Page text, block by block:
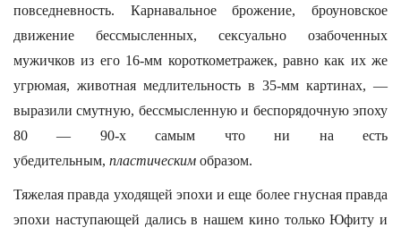
повседневность. Карнавальное брожение, броуновское
движение бессмысленных, сексуально озабоченных
мужичков из его 16-мм короткометражек, равно как их же
угрюмая, животная медлительность в 35-мм картинах, —
выразили смутную, бессмысленную и беспорядочную эпоху
80 — 90-х самым что ни на есть
убедительным, пластическим образом.
Тяжелая правда уходящей эпохи и еще более гнусная правда
эпохи наступающей дались в нашем кино только Юфиту и